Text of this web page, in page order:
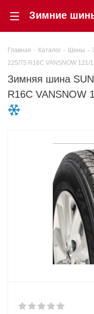
Главная - Каталог - Шины -
225/75 R16C VANSNOW 121/
Зимняя шина
R16C VANSNOW